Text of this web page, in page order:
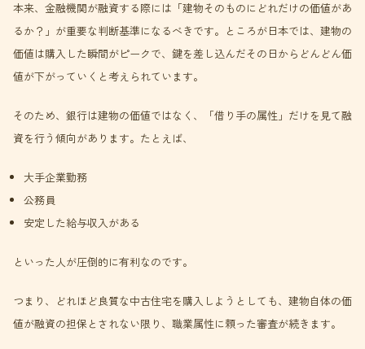
本来、金融機関が融資する際には「建物そのものにどれだけの価値があ
るか？」が重要な判断基準になるべきです。ところが日本では、建物の
価値は購入した瞬間がピークで、鍵を差し込んだその日からどんどん価
値が下がっていくと考えられています。
そのため、銀行は建物の価値ではなく、「借り手の属性」だけを見て融
資を行う傾向があります。たとえば、
大手企業勤務
公務員
安定した給与収入がある
といった人が圧倒的に有利なのです。
つまり、どれほど良質な中古住宅を購入しようとしても、建物自体の価
値が融資の担保とされない限り、職業属性に頼った審査が続きます。